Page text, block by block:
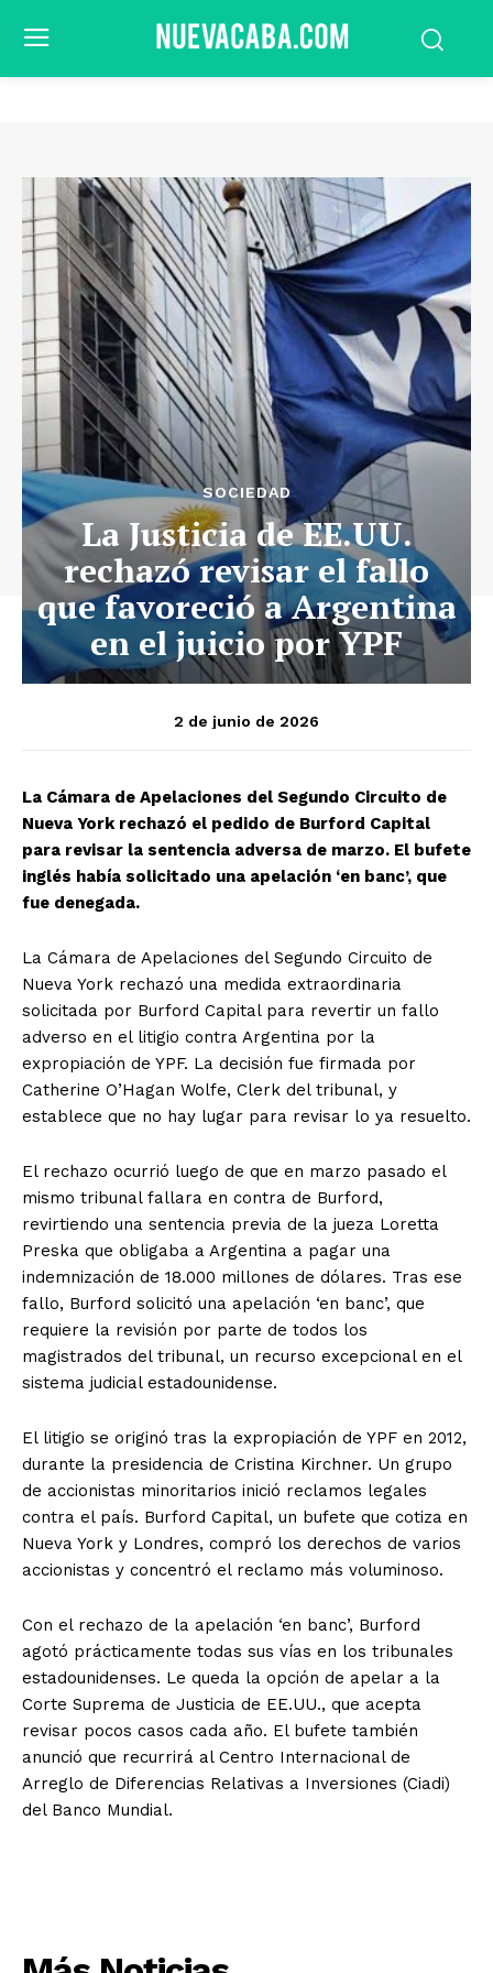
SOCIEDAD
La Justicia de EE.UU.
rechazó revisar el fallo
que favoreció a Argentina
en el juicio por YPF
2 de junio de 2026
La Cámara de Apelaciones del Segundo Circuito de
Nueva York rechazó el pedido de Burford Capital
para revisar la sentencia adversa de marzo. El bufete
inglés había solicitado una apelación ‘en banc’, que
fue denegada.
La Cámara de Apelaciones del Segundo Circuito de
Nueva York rechazó una medida extraordinaria
solicitada por Burford Capital para revertir un fallo
adverso en el litigio contra Argentina por la
expropiación de YPF. La decisión fue firmada por
Catherine O’Hagan Wolfe, Clerk del tribunal, y
establece que no hay lugar para revisar lo ya resuelto.
El rechazo ocurrió luego de que en marzo pasado el
mismo tribunal fallara en contra de Burford,
revirtiendo una sentencia previa de la jueza Loretta
Preska que obligaba a Argentina a pagar una
indemnización de 18.000 millones de dólares. Tras ese
fallo, Burford solicitó una apelación ‘en banc’, que
requiere la revisión por parte de todos los
magistrados del tribunal, un recurso excepcional en el
sistema judicial estadounidense.
El litigio se originó tras la expropiación de YPF en 2012,
durante la presidencia de Cristina Kirchner. Un grupo
de accionistas minoritarios inició reclamos legales
contra el país. Burford Capital, un bufete que cotiza en
Nueva York y Londres, compró los derechos de varios
accionistas y concentró el reclamo más voluminoso.
Con el rechazo de la apelación ‘en banc’, Burford
agotó prácticamente todas sus vías en los tribunales
estadounidenses. Le queda la opción de apelar a la
Corte Suprema de Justicia de EE.UU., que acepta
revisar pocos casos cada año. El bufete también
anunció que recurrirá al Centro Internacional de
Arreglo de Diferencias Relativas a Inversiones (Ciadi)
del Banco Mundial.